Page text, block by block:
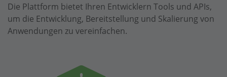
Die Plattform bietet Ihren Entwicklern Tools und APIs,
um die Entwicklung, Bereitstellung und Skalierung von
Anwendungen zu vereinfachen.